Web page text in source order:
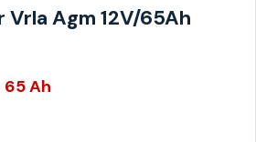
Agm 12V/65Ah
65 Ah